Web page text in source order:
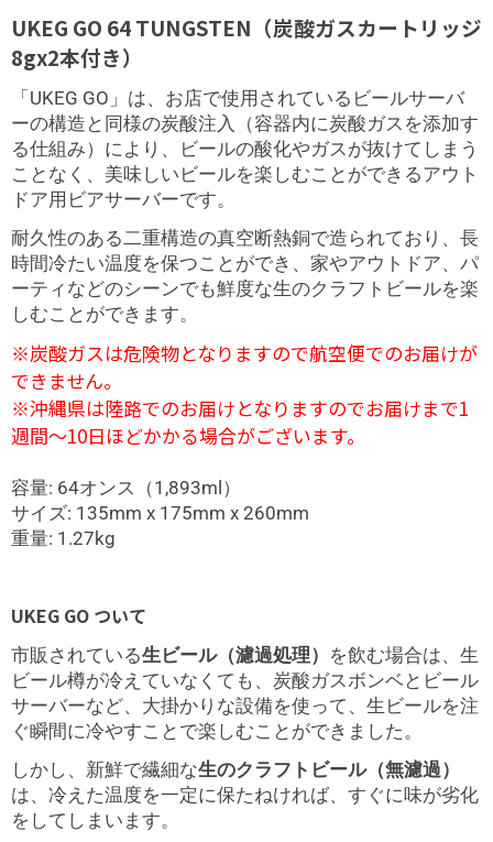
UKEG GO 64 TUNGSTEN（炭酸ガスカートリッジ
8gx2本付き）
「UKEG GO」は、お店で使用されているビールサーバ
ーの構造と同様の炭酸注入（容器内に炭酸ガスを添加す
る仕組み）により、ビールの酸化やガスが抜けてしまう
ことなく、美味しいビールを楽しむことができるアウト
ドア用ビアサーバーです。
耐久性のある二重構造の真空断熱銅で造られており、長
時間冷たい温度を保つことができ、家やアウトドア、パ
ーティなどのシーンでも鮮度な生のクラフトビールを楽
しむことができます。
※炭酸ガスは危険物となりますので航空便でのお届けが
できません。
※沖縄県は陸路でのお届けとなりますのでお届けまで1
週間～10日ほどかかる場合がございます。
容量: 64オンス（1,893ml）
サイズ: 135mm x 175mm x 260mm
重量: 1.27kg
UKEG GO ついて
市販されている生ビール（濾過処理） を飲む場合は、生
ビール樽が冷えていなくても、炭酸ガスボンベとビール
サーバーなど、大掛かりな設備を使って、生ビールを注
ぐ瞬間に冷やすことで楽しむことができました。
しかし、新鮮で繊細な生のクラフトビール（無濾過）
は、冷えた温度を一定に保たねければ、すぐに味が劣化
をしてしまいます。